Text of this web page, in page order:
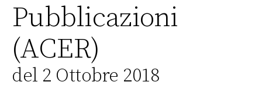
Pubblicazioni
(ACER)
del 2 Ottobre 2018